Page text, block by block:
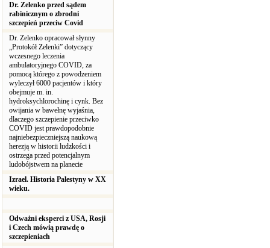
Dr. Zelenko przed sądem
rabinicznym o zbrodni
szczepień przeciw Covid
Dr. Zelenko opracował słynny
„Protokół Zelenki” dotyczący
wczesnego leczenia
ambulatoryjnego COVID, za
pomocą którego z powodzeniem
wyleczył 6000 pacjentów i który
obejmuje m. in.
hydroksychlorochinę i cynk. Bez
owijania w bawełnę wyjaśnia,
dlaczego szczepienie przeciwko
COVID jest prawdopodobnie
najniebezpieczniejszą naukową
herezją w historii ludzkości i
ostrzega przed potencjalnym
ludobójstwem na planecie
Izrael. Historia Palestyny w XX
wieku.
Odważni eksperci z USA, Rosji
i Czech mówią prawdę o
szczepieniach